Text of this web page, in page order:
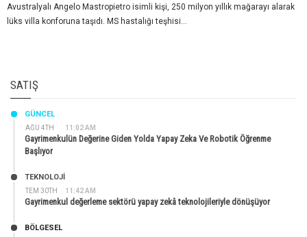
Avustralyalı Angelo Mastropietro isimli kişi, 250 milyon yıllık mağarayı alarak
lüks villa konforuna taşıdı. MS hastalığı teşhisi...
SATIŞ
AĞU 4TH 11:02 AM
GÜNCEL
Gayrimenkulün Değerine Giden Yolda Yapay Zeka Ve Robotik Öğrenme
Başlıyor
TEM 30TH 11:42 AM
TEKNOLOJİ
Gayrimenkul değerleme sektörü yapay zekâ teknolojileriyle dönüşüyor
BÖLGESEL